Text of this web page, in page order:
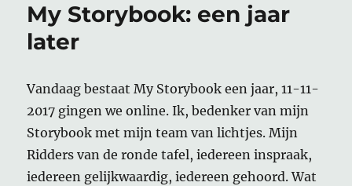
My Storybook: een jaar
later
Vandaag bestaat My Storybook een jaar, 11-11-
2017 gingen we online. Ik, bedenker van mijn
Storybook met mijn team van lichtjes. Mijn
Ridders van de ronde tafel, iedereen inspraak,
iedereen gelijkwaardig, iedereen gehoord. Wat